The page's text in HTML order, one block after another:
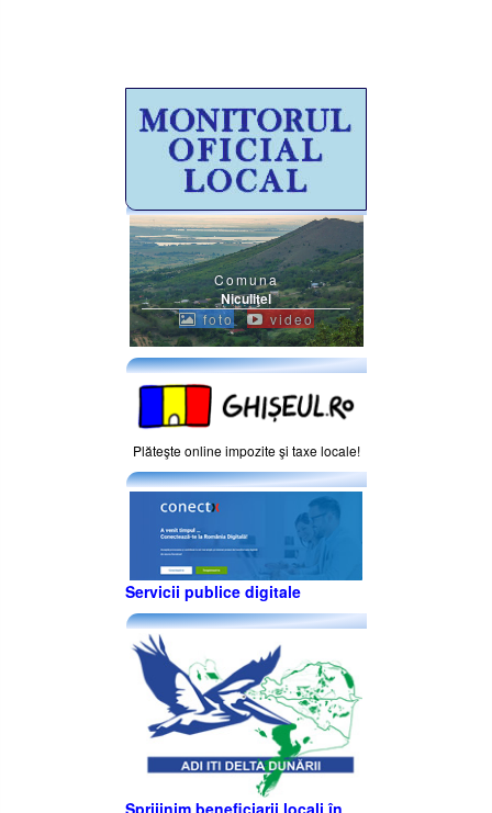
Comuna
Niculiţel
foto video
Plăteşte online impozite şi taxe locale!
Servicii publice digitale
Sprijinim beneficiarii locali în